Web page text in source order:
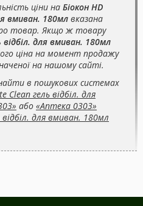
ціни на Біокон HD
вмиван. 180мл вказана
товар. Якщо ж товару
відбіл. для вмиван. 180мл
ціна на момент продажу
на нашому сайті.
в пошукових системах
Clean гель відбіл. для
або «Аптека 0303»
відбіл. для вмиван. 180мл